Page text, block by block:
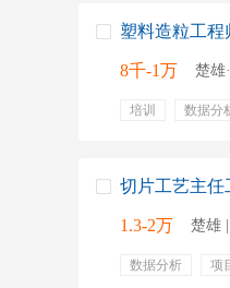
注塑
塑料造粒工程
8千-1万 楚雄
培训 数据分
切片工艺主任
1.3-2万 楚雄
数据分析 项